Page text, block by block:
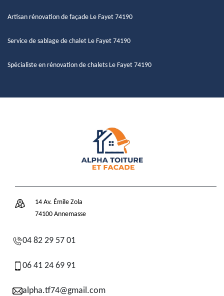
Artisan rénovation de façade Le Fayet 74190
Service de sablage de chalet Le Fayet 74190
Spécialiste en rénovation de chalets Le Fayet 74190
14 Av. Émile Zola
74100 Annemasse
04 82 29 57 01
06 41 24 69 91
alpha.tf74@gmail.com